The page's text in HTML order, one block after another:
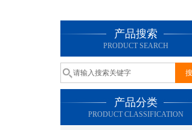
产品搜索
PRODUCT SEARCH
产品分类
PRODUCT CLASSIFICATION